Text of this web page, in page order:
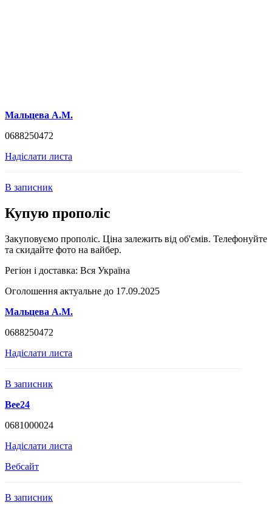
Мальцева А.М.
0688250472
Надіслати листа
В записник
Купую прополіс
Закуповуємо прополіс. Ціна залежить від об'ємів. Телефонуйте
та скидайте фото на вайбер.
Регіон і доставка: Вся Україна
Оголошення актуальне до 17.09.2025
Мальцева А.М.
0688250472
Надіслати листа
В записник
Bee24
0681000024
Надіслати листа
Вебсайт
В записник